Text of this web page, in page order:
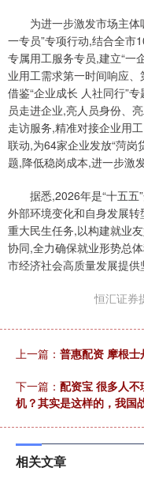
为进一步激发市场主体
一专员”专项行动,结合全市
专属用工服务专员,建立“一
业用工需求第一时间响应
借鉴“企业成长 人社同行”
员走进企业,亮人员身份、
走访服务,精准对接企业用
联动,为64家企业发放“菏岗
题,降低稳岗成本,进一步激
据悉,2026年是“十五五”
外部环境变化和自身发展
重大民生任务,以构建就业
协同,全力确保就业形势总
市经济社会高质量发展提供
恒汇证券
上一篇： 普惠配资 摩根
下一篇： 配资宝 很多人
机？其实是这样的，我国
相关文章